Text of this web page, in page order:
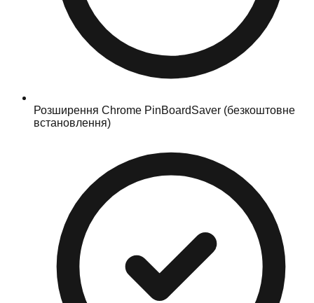
Розширення Chrome PinBoardSaver (безкоштовне
встановлення)